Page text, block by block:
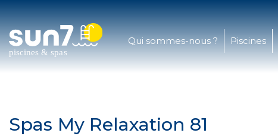
Qui sommes-nous ? Piscines
Spas My Relaxation 81